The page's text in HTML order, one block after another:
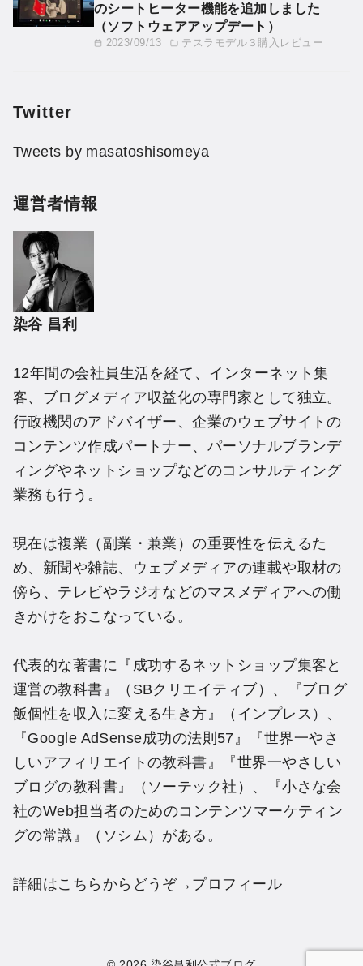
2023/09/13 テスラモデル３購入レビュー
のシートヒーター機能を追加しました
（ソフトウェアアップデート）
Twitter
Tweets by masatoshisomeya
運営者情報
染谷 昌利
12年間の会社員生活を経て、インターネット集
客、ブログメディア収益化の専門家として独立。
行政機関のアドバイザー、企業のウェブサイトの
コンテンツ作成パートナー、パーソナルブランデ
ィングやネットショップなどのコンサルティング
業務も行う。
現在は複業（副業・兼業）の重要性を伝えるた
め、新聞や雑誌、ウェブメディアの連載や取材の
傍ら、テレビやラジオなどのマスメディアへの働
きかけをおこなっている。
代表的な著書に『成功するネットショップ集客と
運営の教科書』（SBクリエイティブ）、『ブログ
飯個性を収入に変える生き方』（インプレス）、
『Google AdSense成功の法則57』『世界一やさ
しいアフィリエイトの教科書』『世界一やさしい
ブログの教科書』（ソーテック社）、『小さな会
社のWeb担当者のためのコンテンツマーケティン
グの常識』（ソシム）がある。
詳細はこちらからどうぞ→ プロフィール